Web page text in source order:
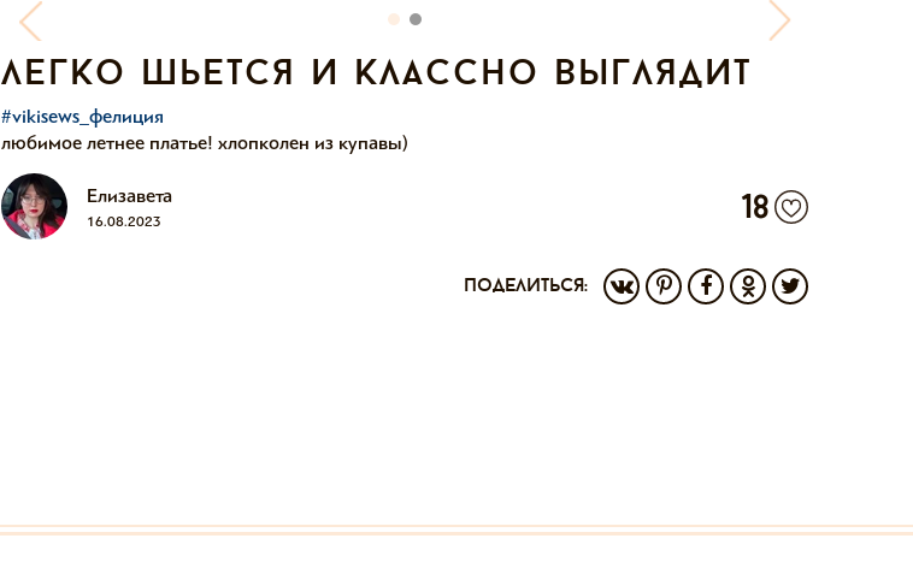
легко шьется и классно выглядит
#vikisews_фелиция
любимое летнее платье! хлопколен из купавы)
Елизавета
16.08.2023 18
поделиться: